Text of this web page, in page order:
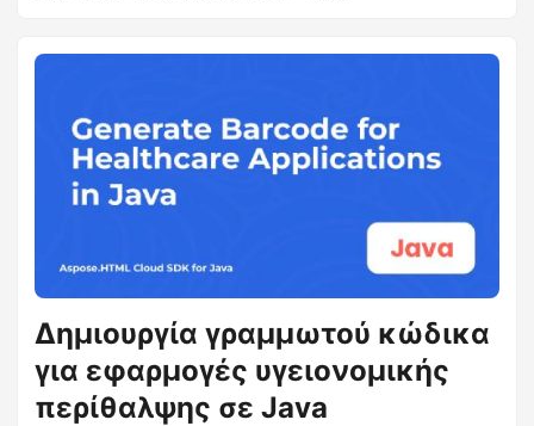
Δημιουργία γραμμωτού κώδικα
για εφαρμογές υγειονομικής
περίθαλψης σε Java